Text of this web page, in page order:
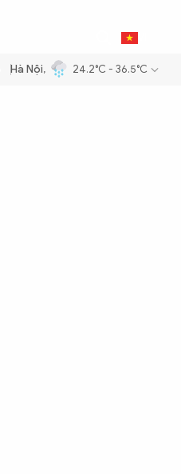
quốc gia Thực hiện Nghị
Hà Nội, 24.2°C - 36.5°C